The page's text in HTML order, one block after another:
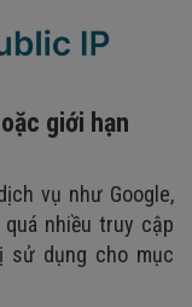
giới hạn
vụ như Google,
quá nhiều truy cập
sử dụng cho mục